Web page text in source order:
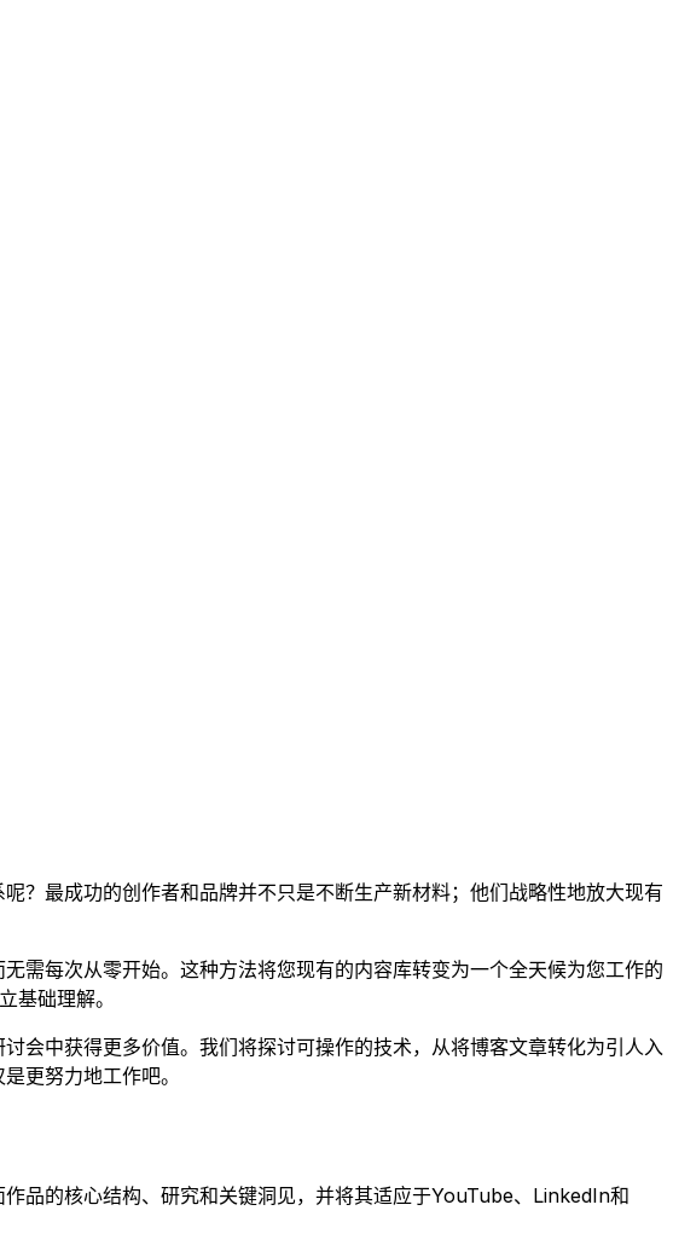
？最成功的创作者和品牌并不只是不断生产新材料；他们战略性地放大现有
需每次从零开始。这种方法将您现有的内容库转变为一个全天候为您工作的
基础理解。
会中获得更多价值。我们将探讨可操作的技术，从将博客文章转化为引人入
更努力地工作吧。
品的核心结构、研究和关键洞见，并将其适应于YouTube、LinkedIn和